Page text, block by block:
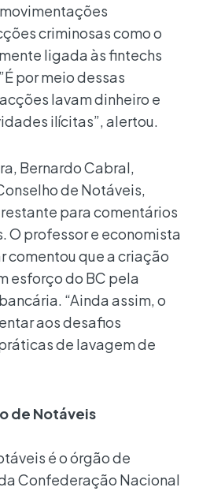
criminosas como o
ligada às fintechs
por meio dessas
lavam dinheiro e
ilícitas”, alertou.
Bernardo Cabral,
de Notáveis,
para comentários
O professor e economista
comentou que a criação
esforço do BC pela
“Ainda assim, o
aos desafios
de lavagem de
de Notáveis
é o órgão de
Confederação Nacional